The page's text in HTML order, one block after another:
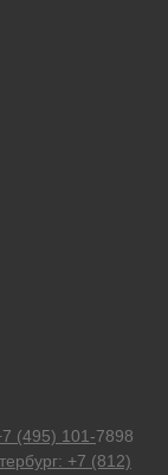
(495) 101-7898
+7 (812)